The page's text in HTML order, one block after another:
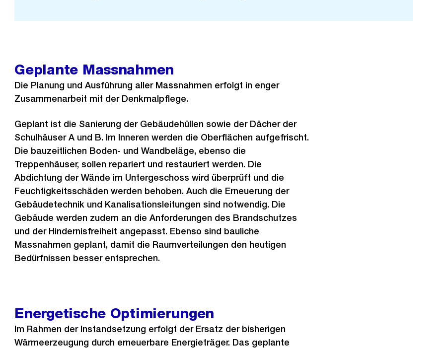
Geplante Massnahmen
Die Planung und Ausführung aller Massnahmen erfolgt in enger
Zusammenarbeit mit der Denkmalpflege.
Geplant ist die Sanierung der Gebäudehüllen sowie der Dächer der
Schulhäuser A und B. Im Inneren werden die Oberflächen aufgefrischt.
Die bauzeitlichen Boden- und Wandbeläge, ebenso die
Treppenhäuser, sollen repariert und restauriert werden. Die
Abdichtung der Wände im Untergeschoss wird überprüft und die
Feuchtigkeitsschäden werden behoben. Auch die Erneuerung der
Gebäudetechnik und Kanalisationsleitungen sind notwendig. Die
Gebäude werden zudem an die Anforderungen des Brandschutzes
und der Hindernisfreiheit angepasst. Ebenso sind bauliche
Massnahmen geplant, damit die Raumverteilungen den heutigen
Bedürfnissen besser entsprechen.
Energetische Optimierungen
Im Rahmen der Instandsetzung erfolgt der Ersatz der bisherigen
Wärmeerzeugung durch erneuerbare Energieträger. Das geplante